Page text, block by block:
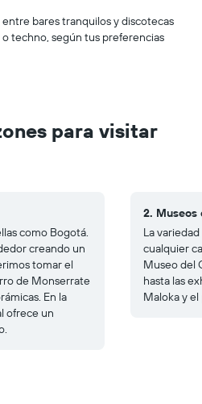
bares tranquilos y discotecas
techno, según tus preferencias
para visitar
como Bogotá.
creando un
tomar el
de Monserrate
En la
ofrece un
2.
La
cualquier
Museo del
hasta las
Maloka y